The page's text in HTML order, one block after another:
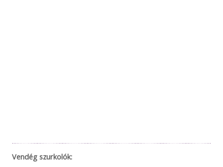
Vendég szurkolók: